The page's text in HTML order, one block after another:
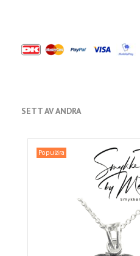
SETT AV ANDRA
Populära